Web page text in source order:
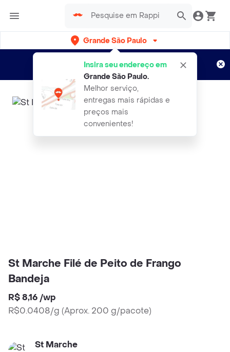
Grande São Paulo
Insira seu endereço em
Grande São Paulo.
Melhor serviço,
entregas mais rápidas e
preços mais
convenientes!
Entregas grátis por 15 dias!
Aplicam T&C
St Marche Filé de Peito de Frango
Bandeja
R$ 8,16 /wp
R$0.0408/g (Aprox. 200 g/pacote)
St Marche